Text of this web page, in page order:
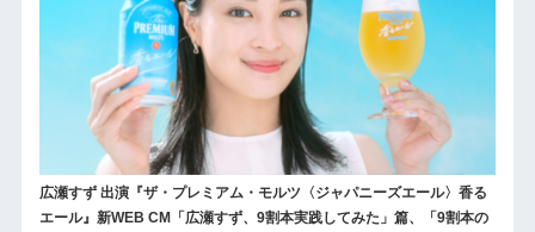
広瀬すず 出演『ザ・プレミアム・モルツ〈ジャパニーズエール〉香る
エール』新WEB CM「広瀬すず、9割本実践してみた」篇、「9割本の